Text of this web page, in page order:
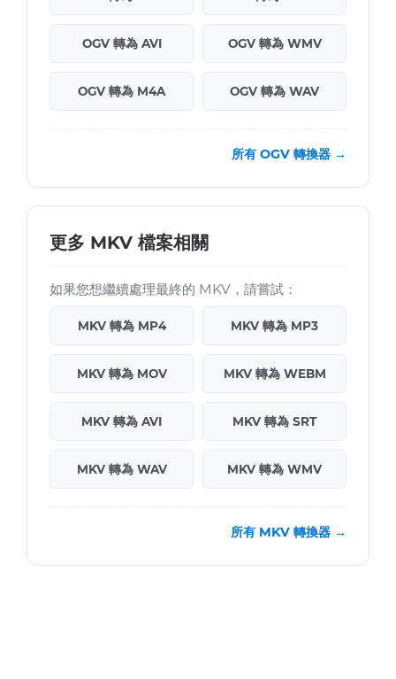
OGV 轉為 AVI OGV 轉為 WMV
OGV 轉為 M4A OGV 轉為 WAV
所有 OGV 轉換器 →
更多 MKV 檔案相關
如果您想繼續處理最終的 MKV，請嘗試：
MKV 轉為 MP4 MKV 轉為 MP3
MKV 轉為 MOV MKV 轉為 WEBM
MKV 轉為 AVI MKV 轉為 SRT
MKV 轉為 WAV MKV 轉為 WMV
所有 MKV 轉換器 →